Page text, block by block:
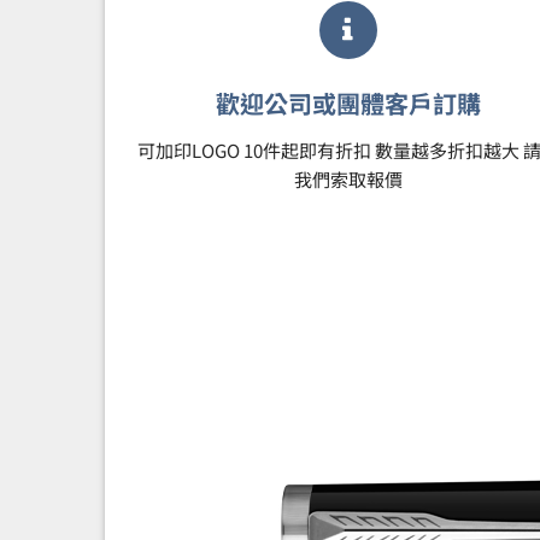
歡迎公司或團體客戶訂購
可加印LOGO 10件起即有折扣 數量越多折扣越大
我們索取報價